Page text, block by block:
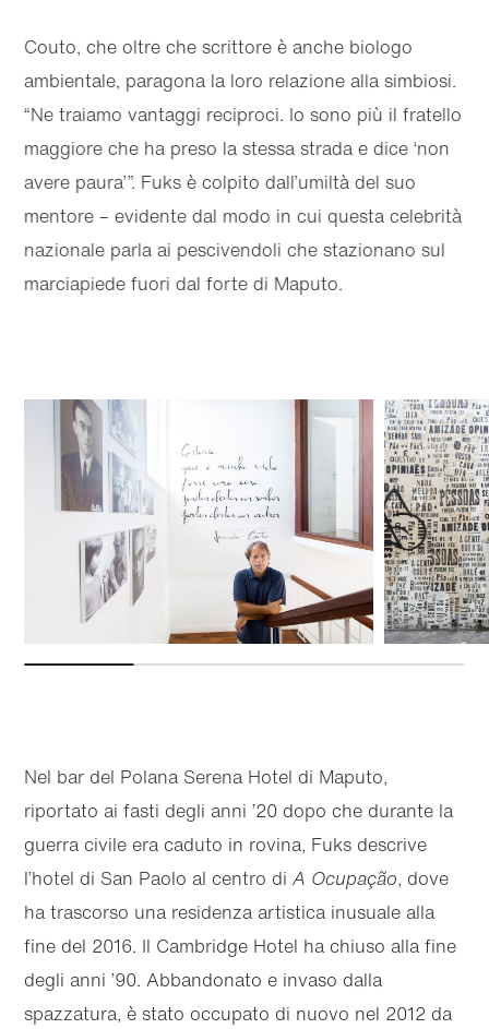
Couto, che oltre che scrittore è anche biologo
ambientale, paragona la loro relazione alla simbiosi.
“Ne traiamo vantaggi reciproci. Io sono più il fratello
maggiore che ha preso la stessa strada e dice ‘non
avere paura’”. Fuks è colpito dall’umiltà del suo
mentore – evidente dal modo in cui questa celebrità
nazionale parla ai pescivendoli che stazionano sul
marciapiede fuori dal forte di Maputo.
Nel bar del Polana Serena Hotel di Maputo,
riportato ai fasti degli anni ’20 dopo che durante la
guerra civile era caduto in rovina, Fuks descrive
l’hotel di San Paolo al centro diA Ocupação, dove
ha trascorso una residenza artistica inusuale alla
fine del 2016. Il Cambridge Hotel ha chiuso alla fine
degli anni ’90. Abbandonato e invaso dalla
spazzatura, è stato occupato di nuovo nel 2012 da